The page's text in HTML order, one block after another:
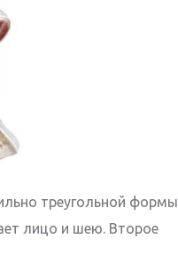
треугольной формы.
лицо и шею. Второе